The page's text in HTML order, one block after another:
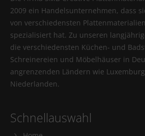
2009 ein Handelsunternehmen, dass
von verschiedensten
spezialisiert hat. Zu unseren
die verschiedensten Küchen- und
Schreinereien und Möbelhäuser in
angrenzenden Ländern wie
Niederlanden.
Schnellauswahl